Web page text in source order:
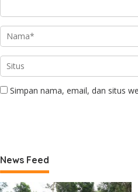
Simpan nama, email, dan situs
News Feed